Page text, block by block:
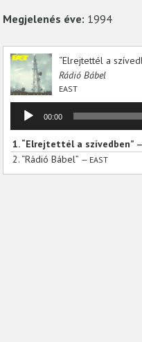
Megjelenés éve: 1994
“Elrejtettél a
Rádió Bábel
EAST
Audió
lejátszó
00:00
1.“Elrejtettél a szívedben”
2. “Rádió Bábel” — EAST